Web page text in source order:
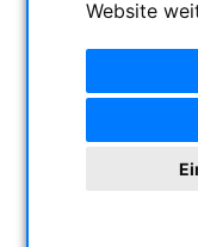
Website
SECONDHAND &
Uhren/Lampen:
Einzeloptiken &
Achromatische